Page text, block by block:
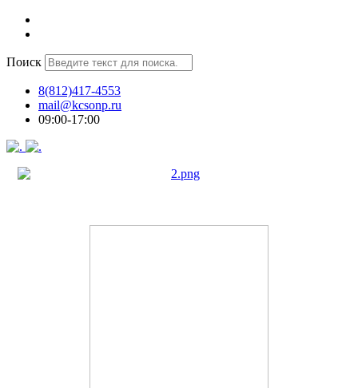
Поиск
8(812)417-4553
mail@kcsonp.ru
09:00-17:00